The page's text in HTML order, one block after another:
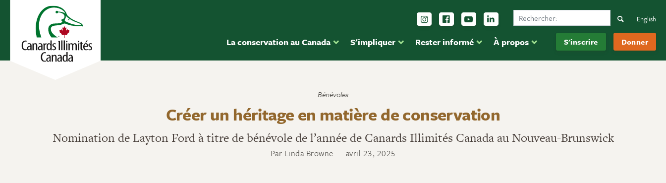
La conservation au Canada S'impliquer Rester informé À propos S'inscrire Donner
Suivez-nous sur Instagram
Suivez-nous sur Facebook
Inscrivez-vous sur YouTube
Suivez-nous sur LinkedIn
Search Ducks Unlimited CanadaSearch
English
Bénévoles
Créer un héritage en matière de conservation
Nomination de Layton Ford à titre de bénévole de l’année de Canards Illimités Canada au Nouveau-Brunswick
Par Linda Browne avril 23, 2025